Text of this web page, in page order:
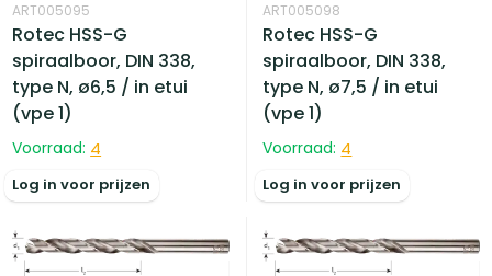
ART005095
Rotec HSS-G
spiraalboor, DIN 338,
type N, ø6,5 / in etui
(vpe 1)
Voorraad: 4
Log in voor prijzen
ART005098
Rotec HSS-G
spiraalboor, DIN 338,
type N, ø7,5 / in etui
(vpe 1)
Voorraad: 4
Log in voor prijzen